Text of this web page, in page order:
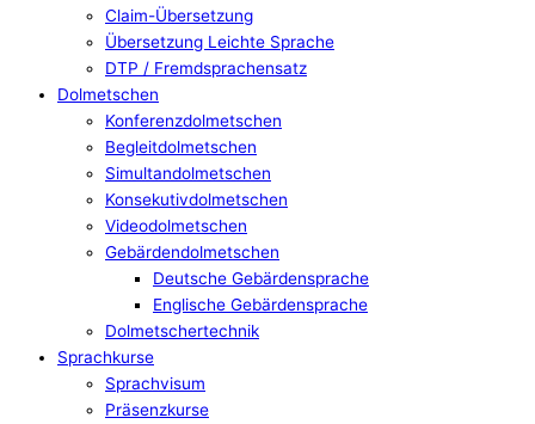
Claim-Übersetzung
Übersetzung Leichte Sprache
DTP / Fremdsprachensatz
Dolmetschen
Konferenzdolmetschen
Begleitdolmetschen
Simultandolmetschen
Konsekutivdolmetschen
Videodolmetschen
Gebärdendolmetschen
Deutsche Gebärdensprache
Englische Gebärdensprache
Dolmetschertechnik
Sprachkurse
Sprachvisum
Präsenzkurse